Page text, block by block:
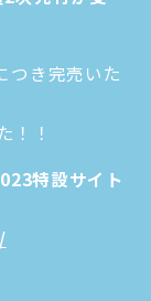
つき完売いた
！！
特設サイト